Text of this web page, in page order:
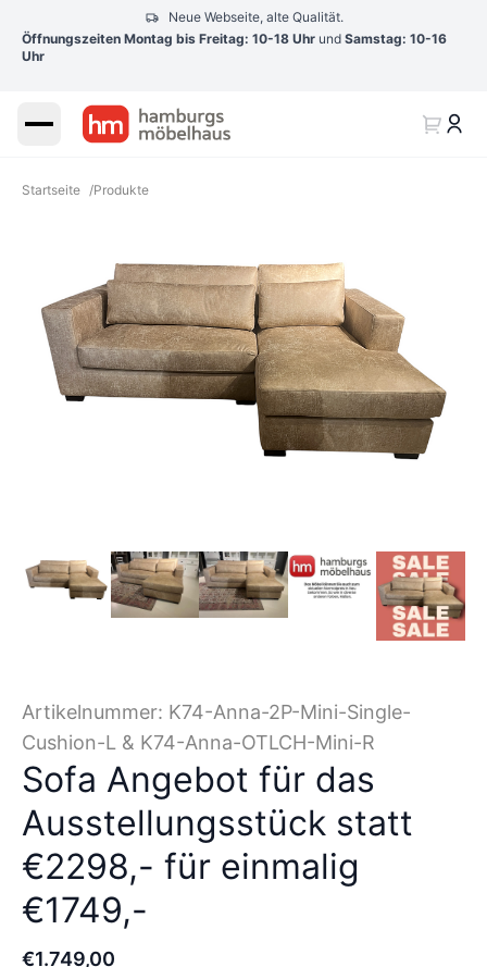
Neue Webseite, alte Qualität.
Öffnungszeiten Montag bis Freitag: 10-18 Uhr und Samstag: 10-16
Uhr
Startseite /Produkte
Artikelnummer: K74-Anna-2P-Mini-Single-
Cushion-L & K74-Anna-OTLCH-Mini-R
Sofa Angebot für das
Ausstellungsstück statt
€2298,- für einmalig
€1749,-
€1.749,00